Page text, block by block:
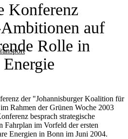
Konferenz
auf
Rolle in
Energie
der "Johannisburger Koalition für
Rahmen der Grünen Woche 2003
besprach strategische
Fahrplan im Vorfeld der ersten
Energien in Bonn im Juni 2004.